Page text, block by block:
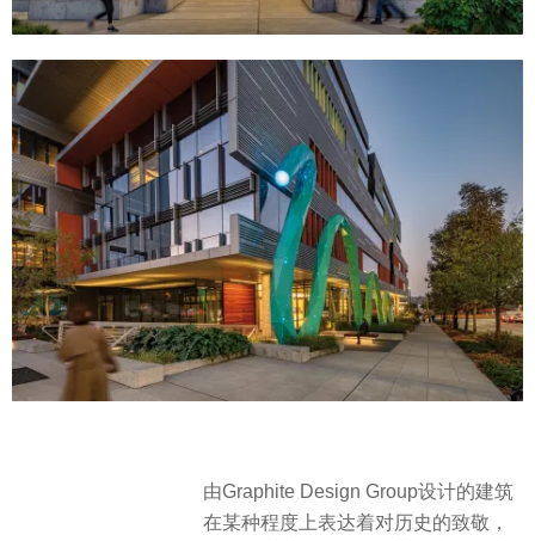
由Graphite Design Group设计的建筑
在某种程度上表达着对历史的致敬，